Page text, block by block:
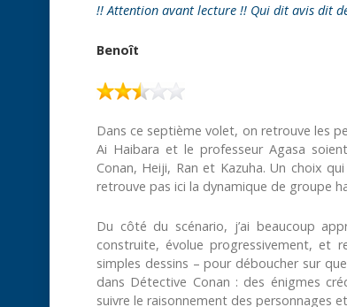
!! Attention avant lecture !! Qui dit avis dit
Benoît
Dans ce septième volet, on retrouve les
Ai Haibara et le professeur Agasa
Conan, Heiji, Ran et Kazuha. Un choix
retrouve pas ici la dynamique de groupe
Du côté du scénario, j’ai beaucoup
construite, évolue progressivement, et
simples dessins – pour déboucher sur
dans Détective Conan : des énigmes
suivre le raisonnement des personnages